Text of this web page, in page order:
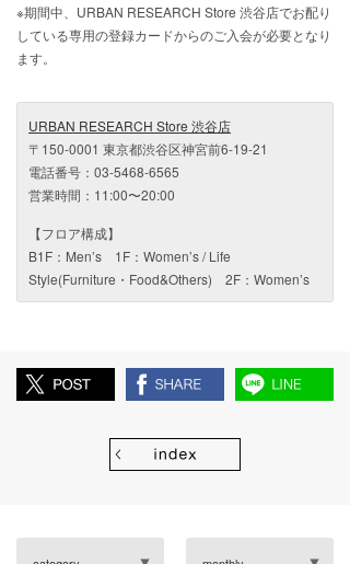
※期間中、URBAN RESEARCH Store 渋谷店でお配り
している専用の登録カードからのご入会が必要となり
ます。
URBAN RESEARCH Store 渋谷店
〒150-0001 東京都渋谷区神宮前6-19-21
電話番号：03-5468-6565
営業時間：11:00〜20:00
【フロア構成】
B1F：Men’s 1F：Women’s / Life
Style(Furniture・Food&Others) 2F：Women’s